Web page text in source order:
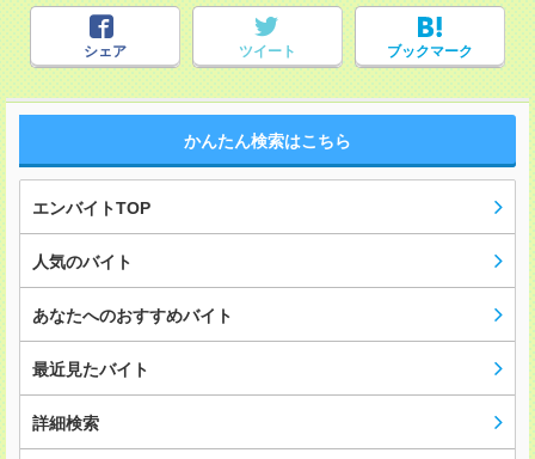
シェア ツイート ブックマーク
かんたん検索はこちら
エンバイトTOP
人気のバイト
あなたへのおすすめバイト
最近見たバイト
詳細検索